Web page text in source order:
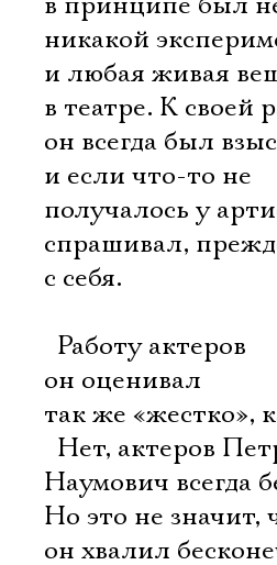
никакой
и любая живая
в театре. К своей
он всегда был
и если что-то не
получалось у
спрашивал,
с себя.
 Работу актеров
он оценивал
так же «жестко»,
 Нет, актеров
Наумович всегда
Но это не значит,
он хвалил